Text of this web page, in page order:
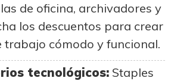
de oficina, archivadores y
los descuentos para crear
trabajo cómodo y funcional.
tecnológicos:Staples